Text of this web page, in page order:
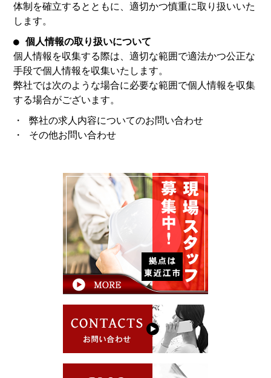
体制を確立するとともに、適切かつ慎重に取り扱いいた
します。
● 個人情報の取り扱いについて
個人情報を収集する際は、適切な範囲で適法かつ公正な
手段で個人情報を収集いたします。
弊社では次のような場合に必要な範囲で個人情報を収集
する場合がございます。
・ 弊社の求人内容についてのお問い合わせ
・ その他お問い合わせ